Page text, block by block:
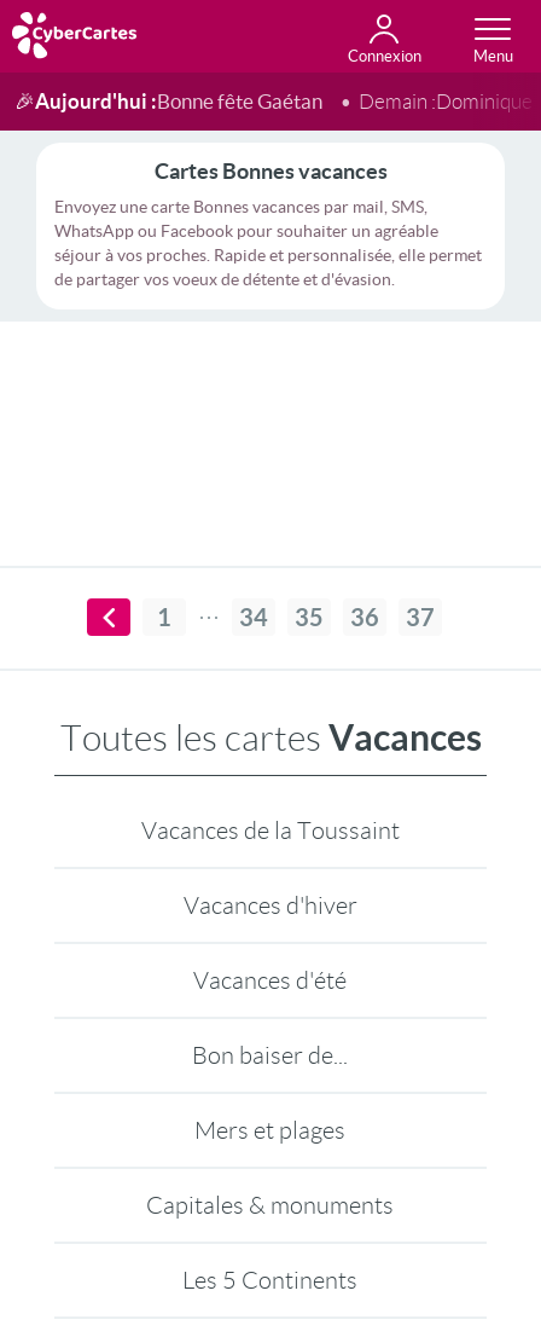
Connexion
Anniversaire
Fête du jour
Amour
Amitié
Merci
Toutes les cartes
🎉Aujourd'hui :Bonne fête Gaétan Demain :Dominique
Cartes Bonnes vacances
Envoyez une carte Bonnes vacances par mail, SMS,
WhatsApp ou Facebook pour souhaiter un agréable
séjour à vos proches. Rapide et personnalisée, elle permet
de partager vos voeux de détente et d'évasion.
1 34 35 36 37
Toutes les cartes Vacances
Vacances de la Toussaint
Vacances d'hiver
Vacances d'été
Bon baiser de...
Mers et plages
Capitales & monuments
Les 5 Continents